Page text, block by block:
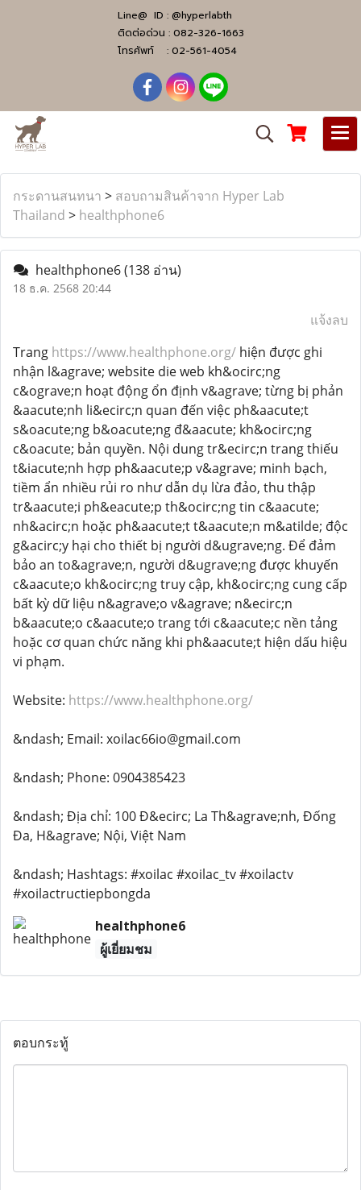
Line@ ID : @hyperlabth
ติดต่อด่วน : 082-326-1663
โทรศัพท์ : 02-561-4054
กระดานสนทนา > สอบถามสินค้าจาก Hyper Lab
Thailand > healthphone6
healthphone6(138 อ่าน)
18 ธ.ค. 2568 20:44
แจ้งลบ
Trang https://www.healthphone.org/ hiện được ghi
nhận l&agrave; website die web kh&ocirc;ng
c&ograve;n hoạt động ổn định v&agrave; từng bị phản
&aacute;nh li&ecirc;n quan đến việc ph&aacute;t
s&oacute;ng b&oacute;ng đ&aacute; kh&ocirc;ng
c&oacute; bản quyền. Nội dung tr&ecirc;n trang thiếu
t&iacute;nh hợp ph&aacute;p v&agrave; minh bạch,
tiềm ẩn nhiều rủi ro như dẫn dụ lừa đảo, thu thập
tr&aacute;i ph&eacute;p th&ocirc;ng tin c&aacute;
nh&acirc;n hoặc ph&aacute;t t&aacute;n m&atilde; độc
g&acirc;y hại cho thiết bị người d&ugrave;ng. Để đảm
bảo an to&agrave;n, người d&ugrave;ng được khuyến
c&aacute;o kh&ocirc;ng truy cập, kh&ocirc;ng cung cấp
bất kỳ dữ liệu n&agrave;o v&agrave; n&ecirc;n
b&aacute;o c&aacute;o trang tới c&aacute;c nền tảng
hoặc cơ quan chức năng khi ph&aacute;t hiện dấu hiệu
vi phạm.
Website: https://www.healthphone.org/
&ndash; Email: xoilac66io@gmail.com
&ndash; Phone: 0904385423
&ndash; Địa chỉ: 100 Đ&ecirc; La Th&agrave;nh, Đống
Đa, H&agrave; Nội, Việt Nam
&ndash; Hashtags: #xoilac #xoilac_tv #xoilactv
#xoilactructiepbongda
healthphone6
ผู้เยี่ยมชม
ตอบกระทู้